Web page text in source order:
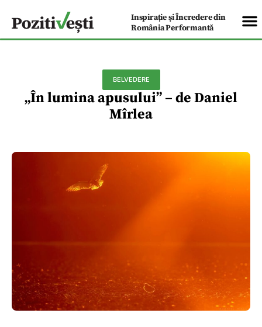
Inspirație și Încredere din
România Performantă
BELVEDERE
„În lumina apusului” – de Daniel
Mîrlea